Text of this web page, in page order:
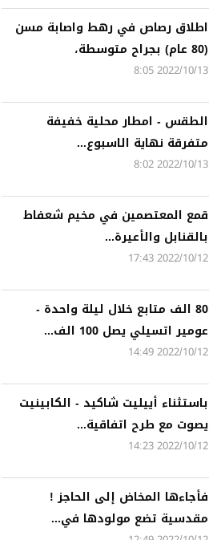
اطلاق رصاص في رهط واصابة مسن
(80 عام) بجراح متوسطة،
2022/10/13 8:05
الطقس - امطار محلية خفيفة
متفرقة نهاية الاسبوع...
2022/10/13 8:02
قمع المعتصمين في مخيم شعفاط
بالقنابل والأعيرة...
2022/10/12 17:43
80 الف متابع خلال ليلة واحدة -
عومير اتسيلي يصل 100 الف...
2022/10/12 14:49
باستثناء أييليت شاكيد - الكابينيت
يصوت مع طرح اتفاقية...
2022/10/12 14:23
فأجاءها المخاض إلى الحاجز !
مقدسية تضع مولودها في...